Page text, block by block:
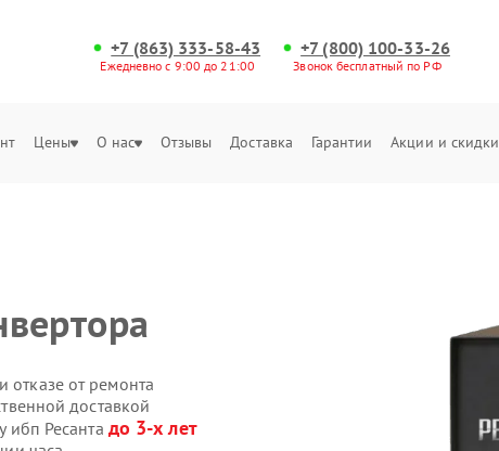
+7 (863) 333-58-43
Ежедневно с 9:00 до 21:00
+7 (800) 100-33-26
Звонок бесплатный по РФ
Цены О нас Отзывы Доставка Гарантии Акции и скидки
отказе от ремонта
доставкой
ибп Ресанта до 3-х лет